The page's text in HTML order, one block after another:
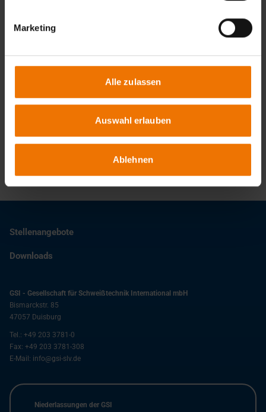
Marketing
Alle zulassen
Auswahl erlauben
Ablehnen
9
Termine & Anmeldung
Standort
Stellenangebote
Downloads
GSI - Gesellschaft für Schweißtechnik International mbH
Bismarckstr. 85
47057 Duisburg
Tel.: +49 203 3781-0
Fax: +49 203 3781-308
E-Mail: info@gsi-slv.de
Niederlassungen der GSI